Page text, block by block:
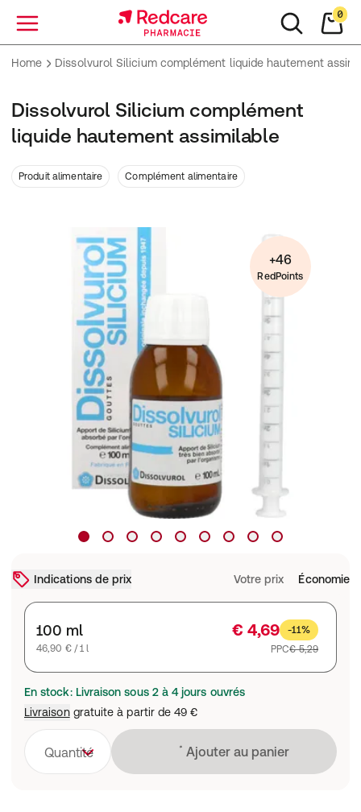
Menu
0
Home Dissolvurol Silicium complément liquide hautement
Dissolvurol Silicium complément
liquide hautement assimilable
Produit alimentaire Complément alimentaire
+46
RedPoints
Indications de prix Votre prix Économie
100 ml
46,90 € / 1 l
€ 4,69
-11%
PPC€ 5,29
En stock: Livraison sous 2 à 4 jours ouvrés
Livraisongratuite à partir de49 €
Quantité Chargement
Ajouter au panier